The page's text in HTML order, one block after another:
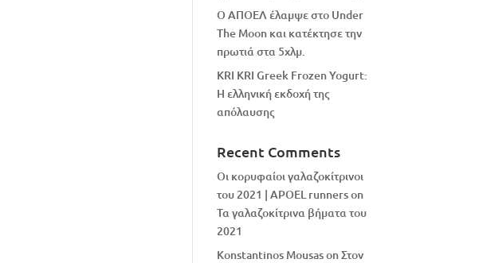
Ο ΑΠΟΕΛ έλαμψε στο Under
The Moon και κατέκτησε την
πρωτιά στα 5χλμ.
KRI KRI Greek Frozen Yogurt:
Η ελληνική εκδοχή της
απόλαυσης
Recent Comments
Οι κορυφαίοι γαλαζοκίτρινοι
του 2021 | APOEL runnerson
Τα γαλαζοκίτρινα βήματα του
2021
Konstantinos MousasonΣτον